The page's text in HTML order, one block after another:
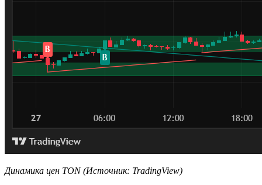
Динамика цен TON (Источник: TradingView)